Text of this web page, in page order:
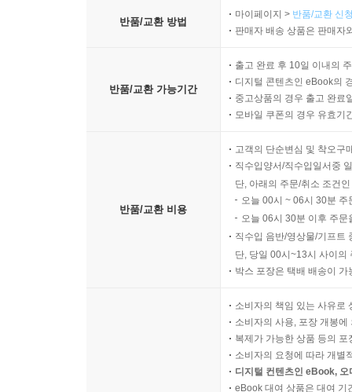
반품/교환 방법
마이페이지 > 반품/교환 신
판매자 배송 상품은 판매자
반품/교환 가능기간
출고 완료 후 10일 이내의
디지털 콘텐츠인 eBook의
중고상품의 경우 출고 완료
모바일 쿠폰의 경우 유효기
반품/교환 비용
고객의 단순변심 및 착오구
직수입양서/직수입일서중
단, 아래의 주문/취소 조건
오늘 00시 ~ 06시 30분
오늘 06시 30분 이후 주
직수입 음반/영상물/기프트
단, 당일 00시~13시 사이의
박스 포장은 택배 배송이
소비자의 책임 있는 사유로
소비자의 사용, 포장 개봉
복제가 가능한 상품 등의
소비자의 요청에 따라 개별
디지털 컨텐츠인 eBook,
eBook 대여 상품은 대여 기